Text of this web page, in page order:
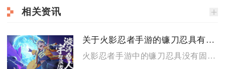
相关资讯
关于火影忍者手游的镰刀忍具有没有获取提示
火影忍者手游中的镰刀忍具没有固定的系统弹窗式获取提示，仅能通...